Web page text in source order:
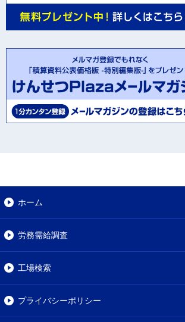
ホーム
労務需給調査
工場検索
プライバシーポリシー